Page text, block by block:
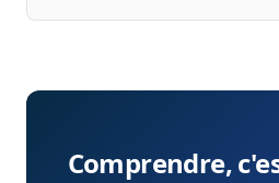
Comprendre,